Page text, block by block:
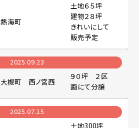
熱海町
土地６５坪
建物２８坪
きれいにして
販売予定
2025.09.23
大槻町 西ノ宮西
９０坪 ２区
画にて分譲
2025.07.15
土地300坪